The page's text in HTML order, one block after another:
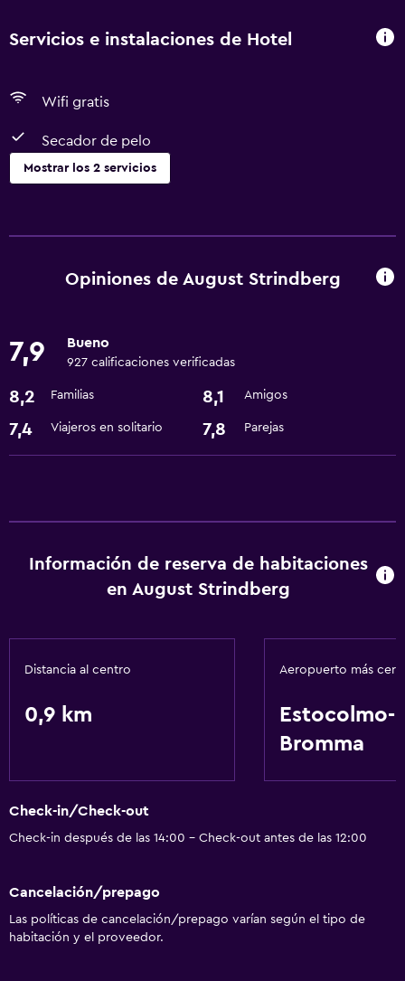
Servicios e instalaciones de Hotel
Wifi gratis
Secador de pelo
Mostrar los 2 servicios
Secador de pelo
Servicios básicos
Opiniones de August Strindberg
7,9 Bueno
927 calificaciones verificadas
8,2 Familias 8,1 Amigos
7,4 Viajeros en solitario 7,8 Parejas
Información de reserva de habitaciones
en August Strindberg
Distancia al centro
0,9 km
Aeropuerto más
Estocolmo-
Bromma
Check-in/Check-out
Check-in después de las 14:00 - Check-out antes de las 12:00
Cancelación/prepago
Las políticas de cancelación/prepago varían según el tipo de
habitación y el proveedor.